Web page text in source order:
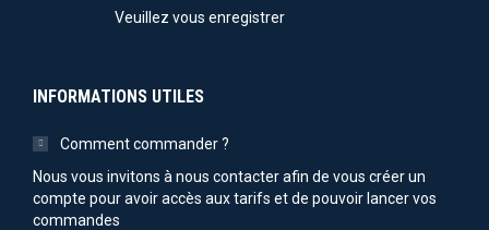
Veuillez vous enregistrer
INFORMATIONS UTILES
Comment commander ?
Nous vous invitons à nous contacter afin de vous créer un
compte pour avoir accès aux tarifs et de pouvoir lancer vos
commandes